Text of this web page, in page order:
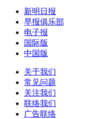
新明日报
早报俱乐部
电子报
国际版
中国版
关于我们
常见问题
关注我们
联络我们
广告联络